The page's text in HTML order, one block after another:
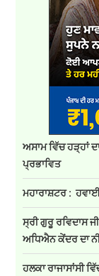
ਅਸਾਮ ਵਿੱਚ ਹੜ੍ਹਾਂ
ਪ੍ਰਭਾਵਿਤ
ਮਹਾਰਾਸ਼ਟਰ :
ਸ੍ਰੀ ਗੁਰੂ ਰਵਿਦਾਸ
ਅਧਿਐਨ ਕੇਂਦਰ ਦਾ
ਹਲਕਾ ਰਾਜਾਸਾਂਸੀ